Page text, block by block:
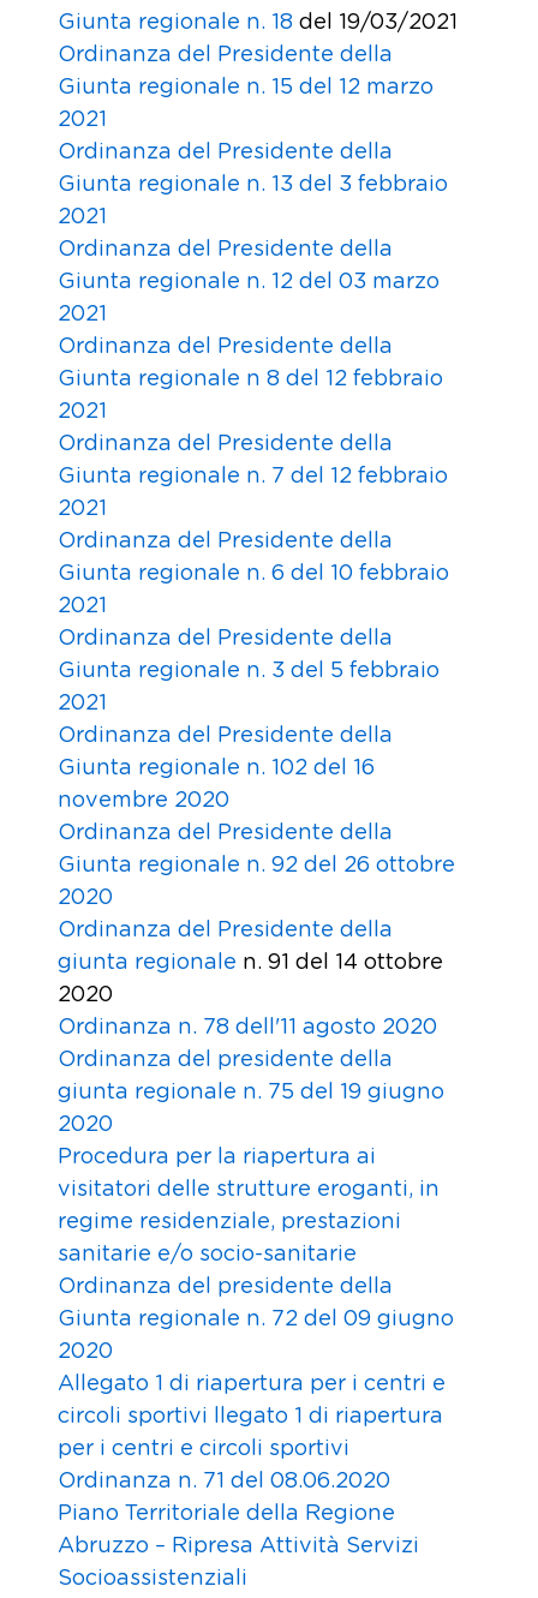
Giunta regionale n. 18 del 19/03/2021
Ordinanza del Presidente della
Giunta regionale n. 15 del 12 marzo
2021
Ordinanza del Presidente della
Giunta regionale n. 13 del 3 febbraio
2021
Ordinanza del Presidente della
Giunta regionale n. 12 del 03 marzo
2021
Ordinanza del Presidente della
Giunta regionale n 8 del 12 febbraio
2021
Ordinanza del Presidente della
Giunta regionale n. 7 del 12 febbraio
2021
Ordinanza del Presidente della
Giunta regionale n. 6 del 10 febbraio
2021
Ordinanza del Presidente della
Giunta regionale n. 3 del 5 febbraio
2021
Ordinanza del Presidente della
Giunta regionale n. 102 del 16
novembre 2020
Ordinanza del Presidente della
Giunta regionale n. 92 del 26 ottobre
2020
Ordinanza del Presidente della
giunta regionale n. 91 del 14 ottobre
2020
Ordinanza n. 78 dell'11 agosto 2020
Ordinanza del presidente della
giunta regionale n. 75 del 19 giugno
2020
Procedura per la riapertura ai
visitatori delle strutture eroganti, in
regime residenziale, prestazioni
sanitarie e/o socio-sanitarie
Ordinanza del presidente della
Giunta regionale n. 72 del 09 giugno
2020
Allegato 1 di riapertura per i centri e
circoli sportivi llegato 1 di riapertura
per i centri e circoli sportivi
Ordinanza n. 71 del 08.06.2020
Piano Territoriale della Regione
Abruzzo – Ripresa Attività Servizi
Socioassistenziali